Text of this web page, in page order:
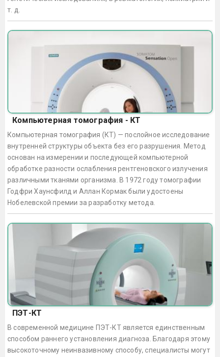
т. д.
Компьютерная томография - КТ
Компьютерная томография (КТ) — послойное исследование
внутренней структуры объекта без его разрушения. Метод
основан на измерении и последующей компьютерной
обработке разности ослабления рентгеновского излучения
различными тканями организма. В 1972 году томографии
Годфри Хаунсфилд и Аллан Кормак были удостоены
Нобелевской премии за разработку метода.
ПЭТ-КТ
В современной медицине ПЭТ-КТ является единственным
способом раннего установления диагноза. Благодаря этому
высокоточному неинвазивному способу, специалисты могут